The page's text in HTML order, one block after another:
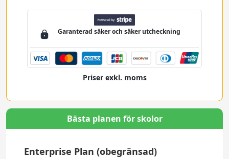
Garanterad säker och säkerutcheckning
Priser exkl. moms
Bästa planen för skolor
Enterprise Plan (obegränsad)